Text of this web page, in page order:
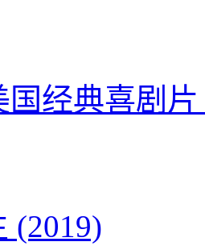
国经典喜剧
(2019)